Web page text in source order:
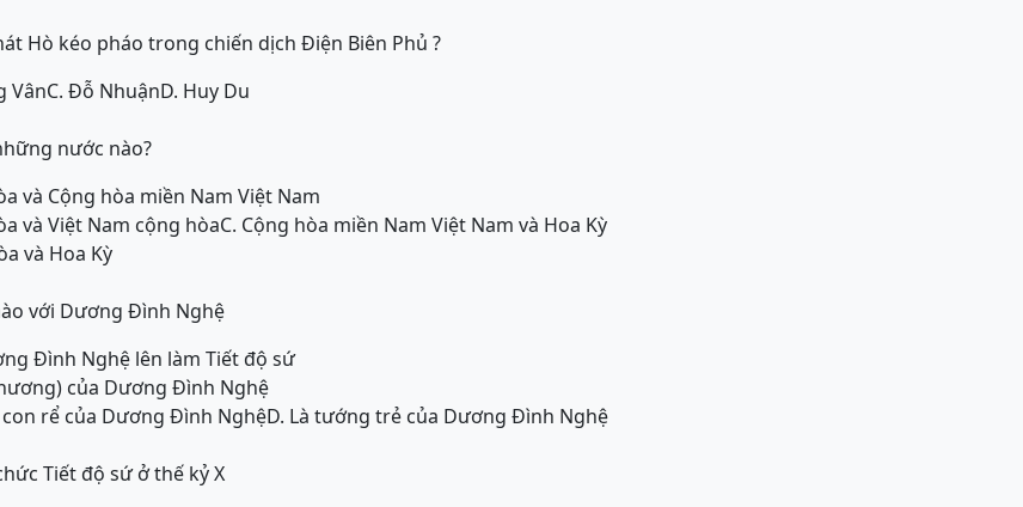
Hò kéo pháo trong chiến dịch Điện Biên Phủ ?
VânC. Đỗ NhuậnD. Huy Du
nước nào?
và Cộng hòa miền Nam Việt Nam
và Việt Nam cộng hòaC. Cộng hòa miền Nam Việt Nam và Hoa Kỳ
và Hoa Kỳ
với Dương Đình Nghệ
Đình Nghệ lên làm Tiết độ sứ
của Dương Đình Nghệ
rể của Dương Đình NghệD. Là tướng trẻ của Dương Đình Nghệ
Tiết độ sứ ở thế kỷ X